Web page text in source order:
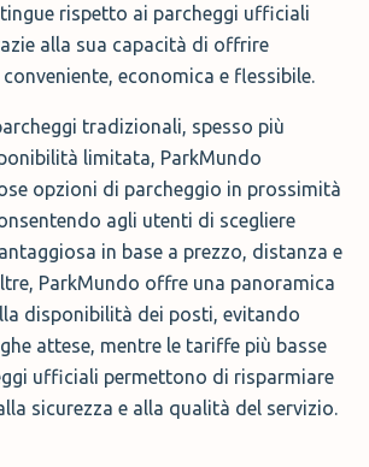
rispetto ai parcheggi ufficiali
alla sua capacità di offrire
economica e flessibile.
tradizionali, spesso più
limitata, ParkMundo
opzioni di parcheggio in prossimità
agli utenti di scegliere
in base a prezzo, distanza e
ParkMundo offre una panoramica
disponibilità dei posti, evitando
attese, mentre le tariffe più basse
ufficiali permettono di risparmiare
sicurezza e alla qualità del servizio.